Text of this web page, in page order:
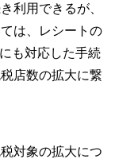
利用できるが、
は、レシートの
も対応した手続
店数の拡大に繋
対象の拡大につ